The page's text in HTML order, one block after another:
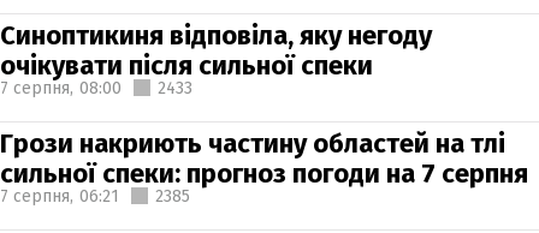
Синоптикиня відповіла, яку негоду
очікувати після сильної спеки
7 серпня, 08:00 2433
Грози накриють частину областей на тлі
сильної спеки: прогноз погоди на 7 серпня
7 серпня, 06:21 2385